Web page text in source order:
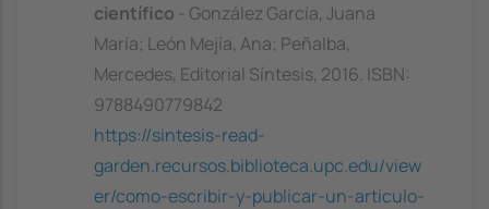
científico
- González García, Juana
María; León Mejía, Ana; Peñalba,
Mercedes, Editorial Síntesis, 2016. ISBN:
9788490779842
https://sintesis-read-
garden.recursos.biblioteca.upc.edu/view
er/como-escribir-y-publicar-un-articulo-